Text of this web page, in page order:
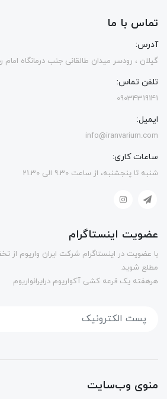
تماس با ما
آدرس:
گیلان ، رودسر میدان طالقانی جنب درمانگاه امام
تلفن تماس:
09034319141
ایمیل:
info@iranvarium.com
ساعات کاری:
شنبه تا پنجشنبه، از ساعت 9.30 الی 21.30
عضویت اینستاگرام
با عضویت در اینستاگرام شرکت ایران واریوم از
مطلع شوید.
هرهفته یک قرعه کشی آکواریوم درایرانواریوم
منوی وب‌سایت